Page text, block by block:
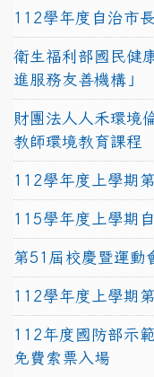
112學年度自治市
衛生福利部國民健
進服務友善機構」
財團法人人禾環境
教師環境教育課程
112學年度上學期
115學年度上學期
第51屆校慶暨運動
112學年度上學期
112年度國防部示
免費索票入場